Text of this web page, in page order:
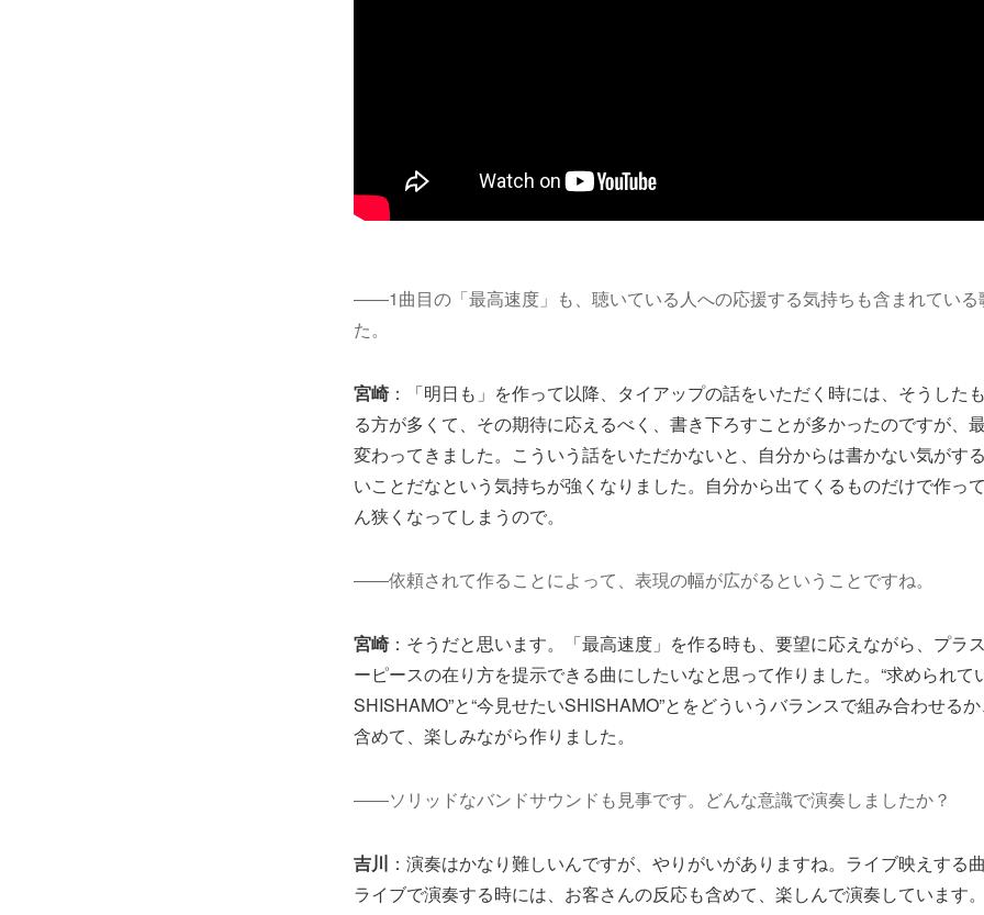
――1曲目の「最高速度」も、聴いている人への応援する気持ちも含まれている
た。
宮崎：「明日も」を作って以降、タイアップの話をいただく時には、そうした
る方が多くて、その期待に応えるべく、書き下ろすことが多かったのですが、
変わってきました。こういう話をいただかないと、自分からは書かない気がす
いことだなという気持ちが強くなりました。自分から出てくるものだけで作っ
ん狭くなってしまうので。
――依頼されて作ることによって、表現の幅が広がるということですね。
宮崎：そうだと思います。「最高速度」を作る時も、要望に応えながら、プラ
ーピースの在り方を提示できる曲にしたいなと思って作りました。“求められて
SHISHAMO”と“今見せたいSHISHAMO”とをどういうバランスで組み合わせる
含めて、楽しみながら作りました。
――ソリッドなバンドサウンドも見事です。どんな意識で演奏しましたか？
吉川 ：演奏はかなり難しいんですが、やりがいがありますね。ライブ映えする曲
ライブで演奏する時には、お客さんの反応も含めて、楽しんで演奏しています。